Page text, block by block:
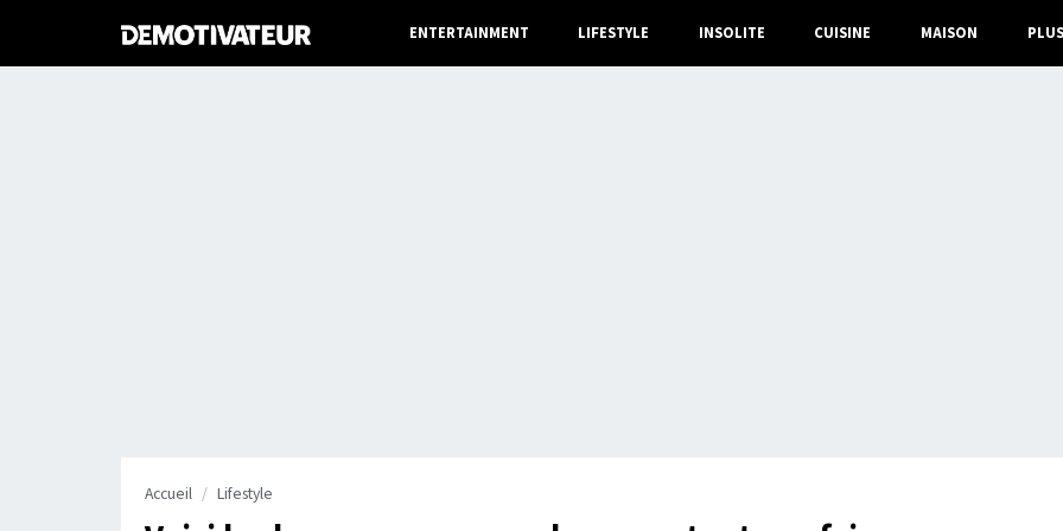
ENTERTAINMENT LIFESTYLE INSOLITE CUISINE MAISON PLUS
Accueil Lifestyle